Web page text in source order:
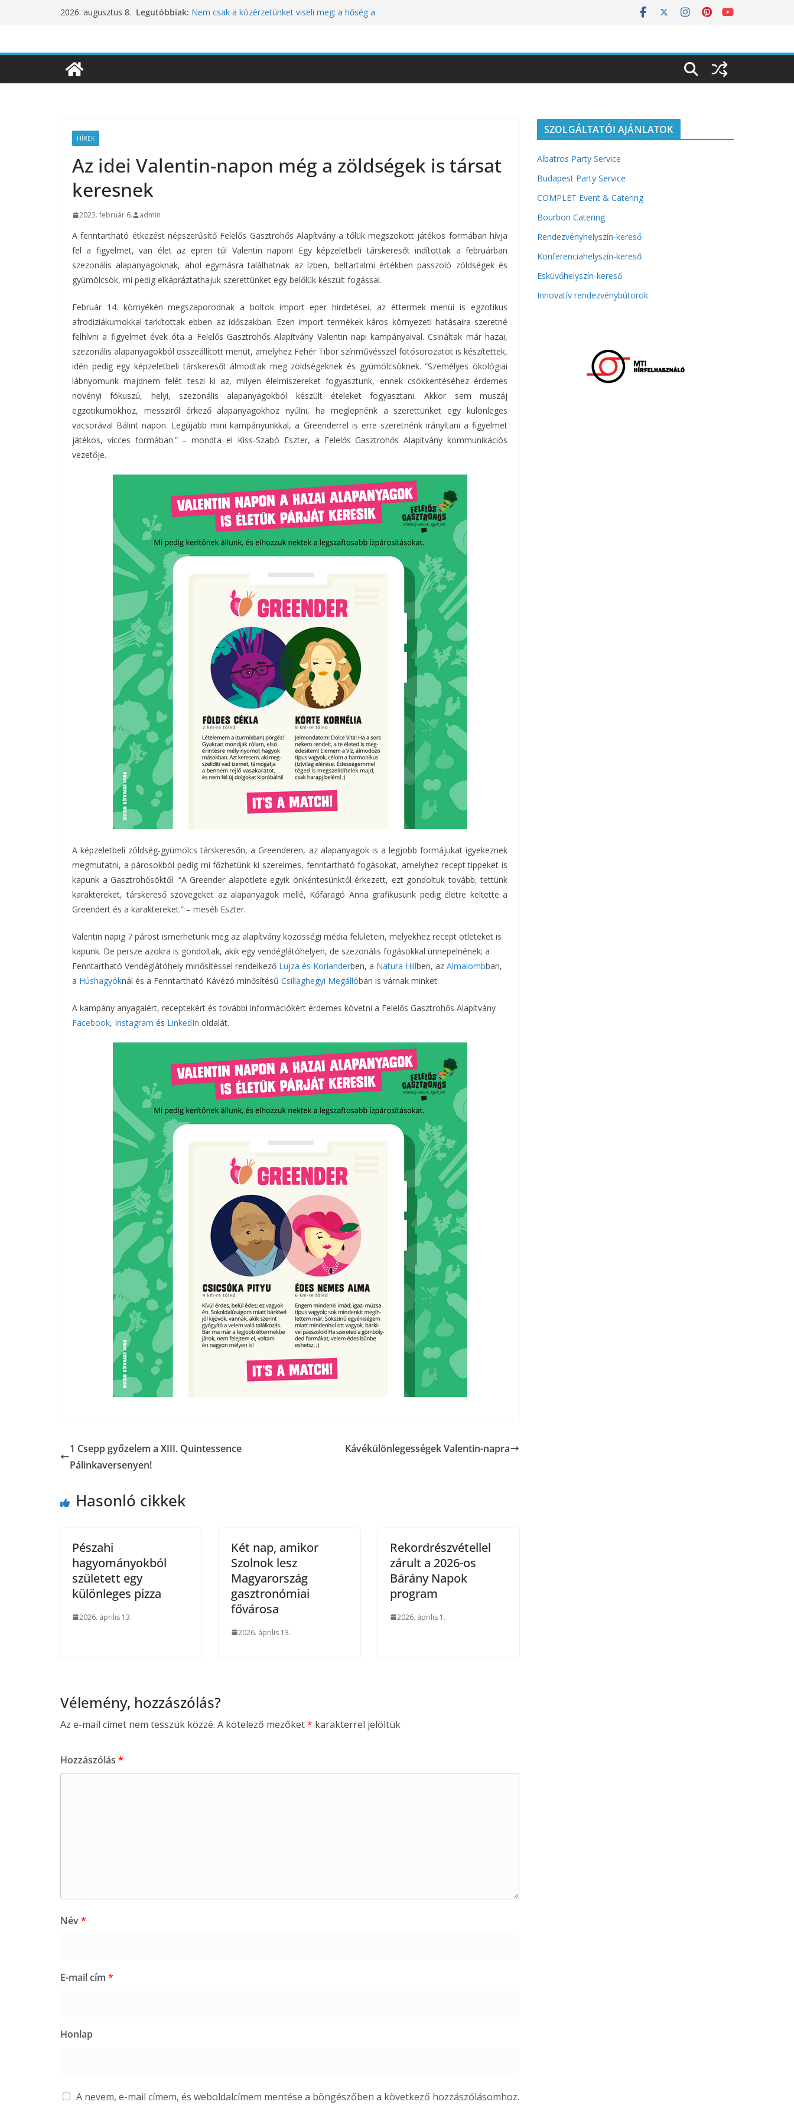
2026. augusztus 8. Legutóbbiak: Nem csak a közérzetünket viseli meg: a hőség a
Déli Part Gasztronómiai Sajtóesemény
HÍREK
Az idei Valentin-napon még a zöldségek is társat
keresnek
2023. február 6. admin
A fenntartható étkezést népszerűsítő Felelős Gasztrohős Alapítvány a tőlük megszokott játékos formában hívja
fel a figyelmet, van élet az epren túl Valentin napon! Egy képzeletbeli társkeresőt indítottak a februárban
szezonális alapanyagoknak, ahol egymásra találhatnak az ízben, beltartalmi értékben passzoló zöldségek és
gyümölcsök, mi pedig elkápráztathajuk szerettünket egy belőlük készült fogással.
Február 14. környékén megszaporodnak a boltok import eper hirdetései, az éttermek menüi is egzotikus
afrodiziákumokkal tarkítottak ebben az időszakban. Ezen import termékek káros környezeti hatásaira szeretné
felhívni a figyelmet évek óta a Felelős Gasztrohős Alapítvány Valentin napi kampányaival. Csináltak már hazai,
szezonális alapanyagokból összeállított menüt, amelyhez Fehér Tibor színművésszel fotósorozatot is készítettek,
idén pedig egy képzeletbeli társkeresőt álmodtak meg zöldségeknek és gyümölcsöknek. “Személyes ökológiai
lábnyomunk majdnem felét teszi ki az, milyen élelmiszereket fogyasztunk, ennek csökkentéséhez érdemes
növényi fókuszú, helyi, szezonális alapanyagokból készült ételeket fogyasztani. Akkor sem muszáj
egzotikumokhoz, messziről érkező alapanyagokhoz nyúlni, ha meglepnénk a szerettünket egy különleges
vacsorával Bálint napon. Legújabb mini kampányunkkal, a Greenderrel is erre szeretnénk irányítani a figyelmet
játékos, vicces formában.” – mondta el Kiss-Szabó Eszter, a Felelős Gasztrohős Alapítvány kommunikációs
vezetője.
A képzeletbeli zöldség-gyümölcs társkeresőn, a Greenderen, az alapanyagok is a legjobb formájukat igyekeznek
megmutatni, a párosokból pedig mi főzhetünk ki szerelmes, fenntartható fogásokat, amelyhez recept tippeket is
kapunk a Gasztrohősöktől. “A Greender alapötlete egyik önkéntesünktől érkezett, ezt gondoltuk tovább, tettünk
karaktereket, társkereső szövegeket az alapanyagok mellé, Kőfaragó Anna grafikusunk pedig életre keltette a
Greendert és a karaktereket.” – meséli Eszter.
Valentin napig 7 párost ismerhetünk meg az alapítvány közösségi média felületein, melyekhez recept ötleteket is
kapunk. De persze azokra is gondoltak, akik egy vendéglátóhelyen, de szezonális fogásokkal ünnepelnének; a
Fenntartható Vendéglátóhely minősítéssel rendelkező Lujza és Korianderben, a Natura Hillben, az Almalombban,
a Húshagyóknál és a Fenntartható Kávézó minősítésű Csillaghegyi Megállóban is várnak minket.
A kampány anyagaiért, receptekért és további információkért érdemes követni a Felelős Gasztrohős Alapítvány
Facebook, Instagram és LinkedIn oldalát.
1 Csepp győzelem a XIII. Quintessence
Pálinkaversenyen!
Kávékülönlegességek Valentin-napra
Hasonló cikkek
Pészahi
hagyományokból
született egy
különleges pizza
2026. április 13.
Két nap, amikor
Szolnok lesz
Magyarország
gasztronómiai
fővárosa
2026. április 13.
Rekordrészvétellel
zárult a 2026-os
Bárány Napok
program
2026. április 1.
Vélemény, hozzászólás?
Az e-mail címet nem tesszük közzé. A kötelező mezőket* karakterrel jelöltük
Hozzászólás *
Név*
E-mail cím *
Honlap
A nevem, e-mail címem, és weboldalcímem mentése a böngészőben a következő hozzászólásomhoz.
SZOLGÁLTATÓI AJÁNLATOK
Albatros Party Service
Budapest Party Service
COMPLET Event & Catering
Bourbon Catering
Rendezvényhelyszín-kereső
Konferenciahelyszín-kereső
Esküvőhelyszín-kereső
Innovatív rendezvénybútorok